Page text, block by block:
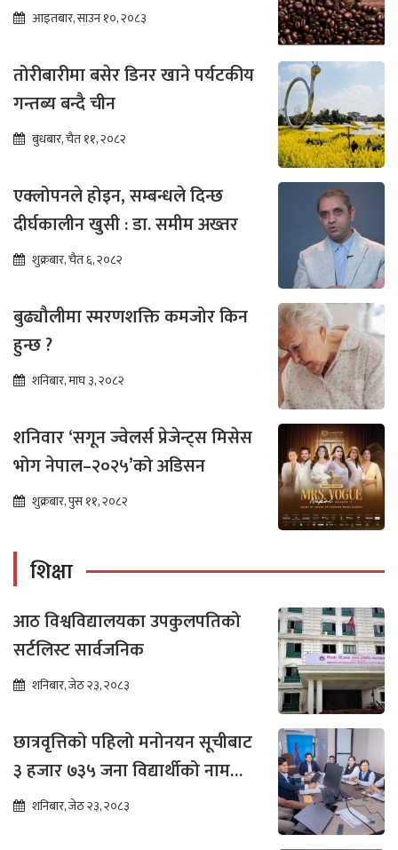
आइतबार, साउन १०, २०८३
तोरीबारीमा बसेर डिनर खाने पर्यटकीय
गन्तब्य बन्दै चीन
बुधबार, चैत ११, २०८२
एक्लोपनले होइन, सम्बन्धले दिन्छ
दीर्घकालीन खुसी : डा. समीम अख्तर
शुक्रबार, चैत ६, २०८२
बुढ्यौलीमा स्मरणशक्ति कमजोर किन
हुन्छ ?
शनिबार, माघ ३, २०८२
शनिवार ‘सगून ज्वेलर्स प्रेजेन्ट्स मिसेस
भोग नेपाल–२०२५’को अडिसन
शुक्रबार, पुस ११, २०८२
शिक्षा
आठ विश्वविद्यालयका उपकुलपतिको
सर्टलिस्ट सार्वजनिक
शनिबार, जेठ २३, २०८३
छात्रवृत्तिको पहिलो मनोनयन सूचीबाट
३ हजार ७३५ जना विद्यार्थीको नाम
भर्नाका लागि सिफारिस
शनिबार, जेठ २३, २०८३